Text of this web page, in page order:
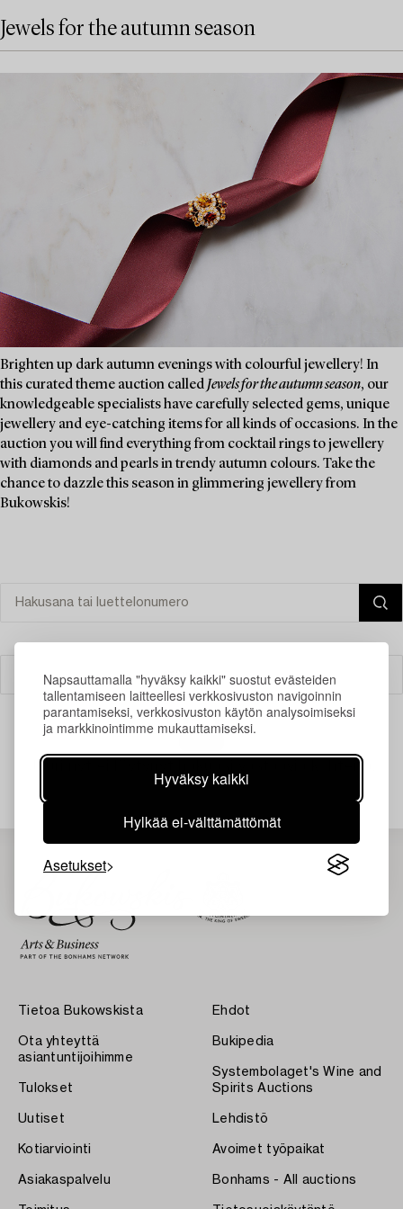
Napsauttamalla "hyväksy kaikki" suostut evästeiden
tallentamiseen laitteellesi verkkosivuston navigoinnin
parantamiseksi, verkkosivuston käytön analysoimiseksi
ja markkinointimme mukauttamiseksi.
Hyväksy kaikki
Hylkää ei-välttämättömät
Asetukset
Jewels for the autumn season
Brighten up dark autumn evenings with colourful jewellery! In
this curated theme auction called Jewels for the autumn season, our
knowledgeable specialists have carefully selected gems, unique
jewellery and eye-catching items for all kinds of occasions. In the
auction you will find everything from cocktail rings to jewellery
with diamonds and pearls in trendy autumn colours. Take the
chance to dazzle this season in glimmering jewellery from
Bukowskis!
Suodatin
Juuri nyt ei löytynyt hakuasi vastaavia kohteita.
Tietoa Bukowskista
Ota yhteyttä
asiantuntijoihimme
Tulokset
Uutiset
Kotiarviointi
Asiakaspalvelu
Ehdot
Bukipedia
Systembolaget's Wine and
Spirits Auctions
Lehdistö
Avoimet työpaikat
Bonhams - All auctions